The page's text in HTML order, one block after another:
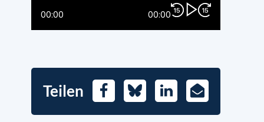
Teilen FacebookBlueskyLinkedIn
E-
Mail